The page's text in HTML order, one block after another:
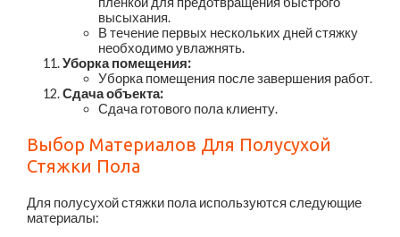
высыхания.
В течение первых нескольких дней стяжку
необходимо увлажнять.
Уборка помещения:
Уборка помещения после завершения работ.
Сдача объекта:
Сдача готового пола клиенту.
Выбор Материалов Для Полусухой
Стяжки Пола
Для полусухой стяжки пола используются следующие
материалы: